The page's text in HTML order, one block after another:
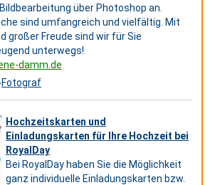
über Photoshop an.
sind umfangreich und vielfältig. Mit
großer Freude sind wir für Sie
unterwegs!
damm.de
Fotograf
Hochzeitskarten und
Einladungskarten für Ihre Hochzeit bei
RoyalDay
Bei RoyalDay haben Sie die Möglichkeit
ganz individuelle Einladungskarten bzw.